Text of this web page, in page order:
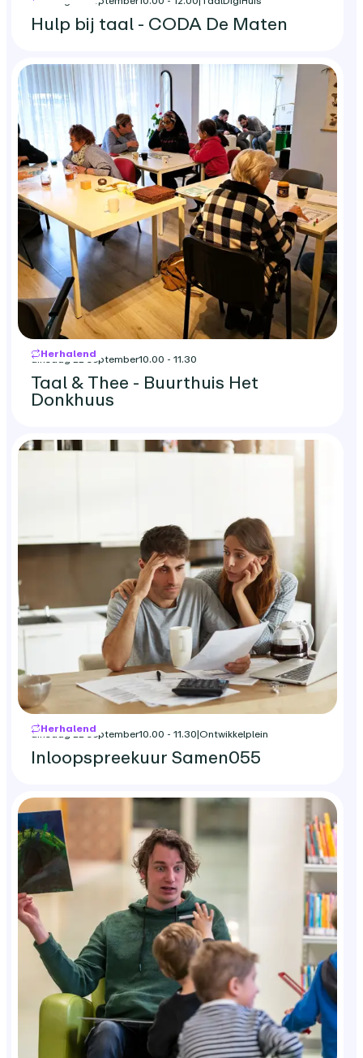
Hulp bij taal - CODA De Maten
Herhalend
dinsdag 22 september10.00 - 11.30
Taal & Thee - Buurthuis Het
Donkhuus
Herhalend
dinsdag 22 september10.00 - 11.30|Ontwikkelplein
Inloopspreekuur Samen055